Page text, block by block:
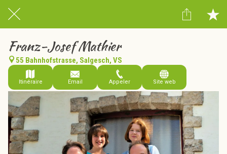
Franz-Josef Mathier
55 Bahnhofstrasse, Salgesch, VS
Itinéraire Email Appeler Site web